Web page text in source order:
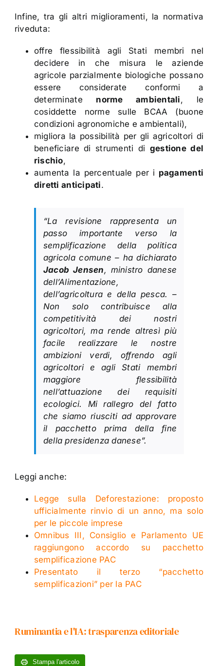
Infine, tra gli altri miglioramenti, la normativa
riveduta:
offre flessibilità agli Stati membri nel
decidere in che misura le aziende
agricole parzialmente biologiche possano
essere considerate conformi a
determinate norme ambientali , le
cosiddette norme sulle BCAA (buone
condizioni agronomiche e ambientali),
migliora la possibilità per gli agricoltori di
beneficiare di strumenti di gestione del
rischio,
aumenta la percentuale per i pagamenti
diretti anticipati.
“La revisione rappresenta un
passo importante verso la
semplificazione della politica
agricola comune – ha dichiarato
Jacob Jensen, ministro danese
dell’Alimentazione,
dell’agricoltura e della pesca. –
Non solo contribuisce alla
competitività dei nostri
agricoltori, ma rende altresì più
facile realizzare le nostre
ambizioni verdi, offrendo agli
agricoltori e agli Stati membri
maggiore flessibilità
nell’attuazione dei requisiti
ecologici. Mi rallegro del fatto
che siamo riusciti ad approvare
il pacchetto prima della fine
della presidenza danese”.
Leggi anche:
Legge sulla Deforestazione: proposto
ufficialmente rinvio di un anno, ma solo
per le piccole imprese
Omnibus III, Consiglio e Parlamento UE
raggiungono accordo su pacchetto
semplificazione PAC
Presentato il terzo “pacchetto
semplificazioni” per la PAC
Ruminantia e l'IA: trasparenza editoriale
Stampa l'articolo